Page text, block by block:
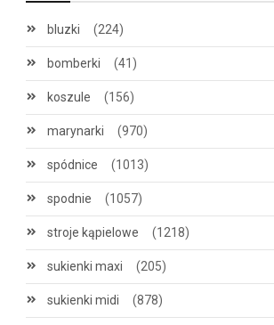
bluzki (224)
bomberki (41)
koszule (156)
marynarki (970)
spódnice (1013)
spodnie (1057)
stroje kąpielowe (1218)
sukienki maxi (205)
sukienki midi (878)